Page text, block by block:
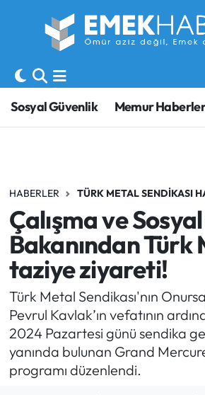
Sosyal Güvenlik Memur
HABERLER TÜRK METAL SENDIKASI
Çalışma ve
Bakanından Türk
taziye ziyareti!
Türk Metal Sendikası'nın
Pevrul Kavlak’ın vefatının
2024 Pazartesi günü sendika
yanında bulunan Grand
programı düzenlendi.
Sosyal Güvenlik
Sendika
SORU-CEVAP
Memur
Emekli
İşveren
İş Fırsatları
Yargı Kararları
Araştırma-Rapor
Hava Durumu
Trafik Durumu
Süper Lig Puan Durumu ve
Son Dakika Haberleri
Haber Arşivi